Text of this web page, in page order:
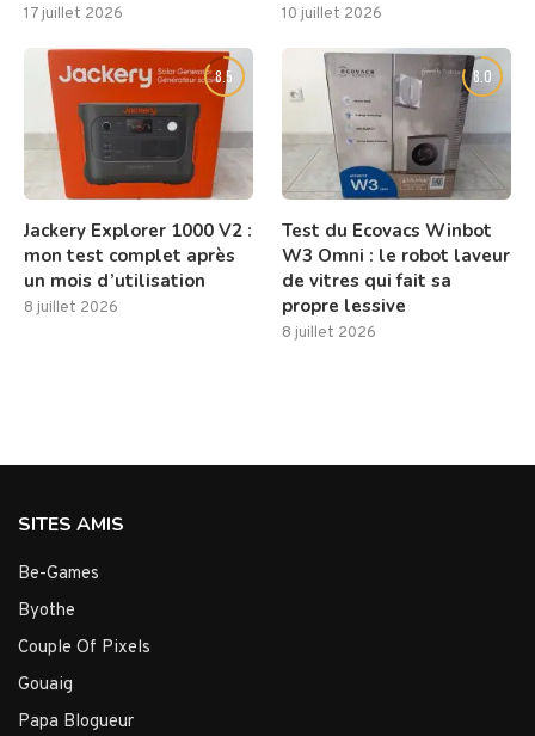
17 juillet 2026 10 juillet 2026
8.5
Jackery Explorer 1000 V2 :
mon test complet après
un mois d’utilisation
8 juillet 2026
8.0
Test du Ecovacs Winbot
W3 Omni : le robot laveur
de vitres qui fait sa
propre lessive
8 juillet 2026
SITES AMIS
Be-Games
Byothe
Couple Of Pixels
Gouaig
Papa Blogueur